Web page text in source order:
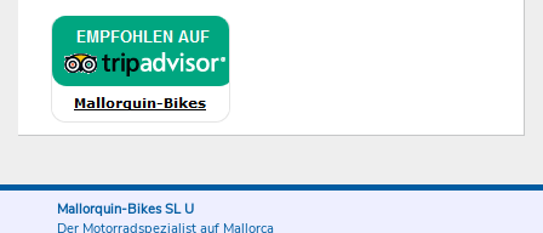
Mallorquin-Bikes SL U
Der Motorradspezialist auf Mallorca